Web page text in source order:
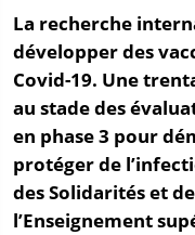
La recherche
développer des
Covid-19. Une
au stade des
en phase 3 pour
protéger de
des Solidarités et
l’Enseignement